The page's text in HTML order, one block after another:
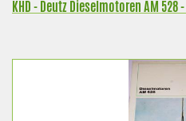
KHD - Deutz Dieselmotoren AM 528